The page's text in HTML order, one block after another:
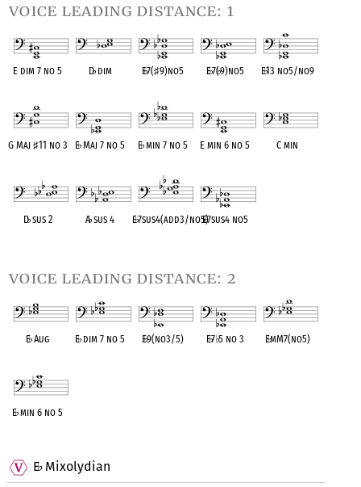
E♭Mixolydian
voice leading distance: 1
E dim 7 no 5 D♭dim E♭7(♯9)no5 E♭7(♭9)no5 E♭13 no5/no9
G Maj ♯11 no 3 E♭Maj 7 no 5 E♭min 7 no 5 E min 6 no 5 C min
D♭sus 2 A♭sus 4 E♭7sus4(add3/no5)
E♭7sus4 no5
voice leading distance: 2
E♭Aug E♭dim 7 no 5 E♭9(no3/5) E♭7♭5 no 3 E♭mM7(no5)
E♭min 6 no 5